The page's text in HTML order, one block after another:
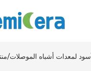
/لمعدات أشباه الموصلات